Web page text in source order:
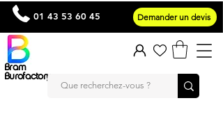
Bram
Burofactory
01 43 53 60 45 Demander un devis